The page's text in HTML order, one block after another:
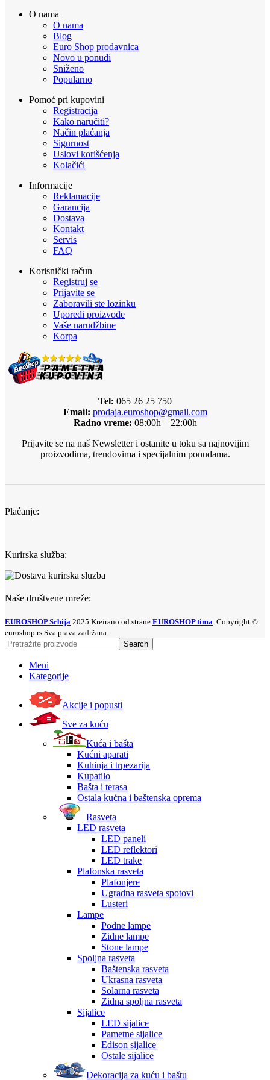
O nama
O nama
Blog
Euro Shop prodavnica
Novo u ponudi
Sniženo
Popularno
Pomoć pri kupovini
Registracija
Kako naručiti?
Način plaćanja
Sigurnost
Uslovi korišćenja
Kolačići
Informacije
Reklamacije
Garancija
Dostava
Kontakt
Servis
FAQ
Korisnički račun
Registruj se
Prijavite se
Zaboravili ste lozinku
Uporedi proizvode
Vaše narudžbine
Korpa
Tel: 065 26 25 750
Email: prodaja.euroshop@gmail.com
Radno vreme: 08:00h – 22:00h
Prijavite se na naš Newsletter i ostanite u toku sa najnovijim
proizvodima, trendovima i specijalnim ponudama.
Plaćanje:
Kurirska služba:
Naše društvene mreže:
EUROSHOP Srbija 2025 Kreirano od strane EUROSHOP tima. Copyright ©
euroshop.rs Sva prava zadržana.
Search
Meni
Kategorije
Akcije i popusti
Sve za kuću
Kuća i bašta
Kućni aparati
Kuhinja i trpezarija
Kupatilo
Bašta i terasa
Ostala kućna i baštenska oprema
Rasveta
LED rasveta
LED paneli
LED reflektori
LED trake
Plafonska rasveta
Plafonjere
Ugradna rasveta spotovi
Lusteri
Lampe
Podne lampe
Zidne lampe
Stone lampe
Spoljna rasveta
Baštenska rasveta
Ukrasna rasveta
Solarna rasveta
Zidna spoljna rasveta
Sijalice
LED sijalice
Pametne sijalice
Edison sijalice
Ostale sijalice
Dekoracija za kuću i baštu